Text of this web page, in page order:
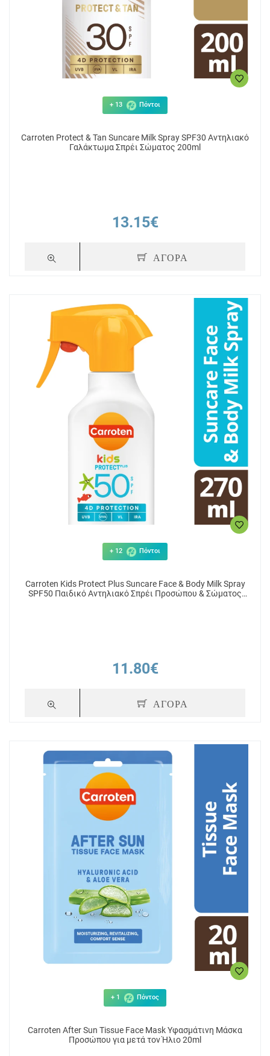
+ 13 Πόντοι
Carroten Protect & Tan Suncare Milk Spray SPF30 Αντηλιακό
Γαλάκτωμα Σπρέι Σώματος 200ml
13.15€
ΑΓΟΡΑ
+ 12 Πόντοι
Carroten Kids Protect Plus Suncare Face & Body Milk Spray
SPF50 Παιδικό Αντηλιακό Σπρέι Προσώπου & Σώματος
11.80€
ΑΓΟΡΑ
+ 1 Πόντος
Carroten After Sun Tissue Face Mask Υφασμάτινη Μάσκα
Προσώπου για μετά τον Ήλιο 20ml